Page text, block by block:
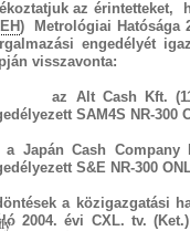
az érintetteket,
) Metrológiai Hatósága
engedélyét
visszavonta:
az Alt Cash Kft.
SAM4S NR-300
Japán Cash Company
S&E NR-300
a közigazgatási
2004. évi CXL. tv.